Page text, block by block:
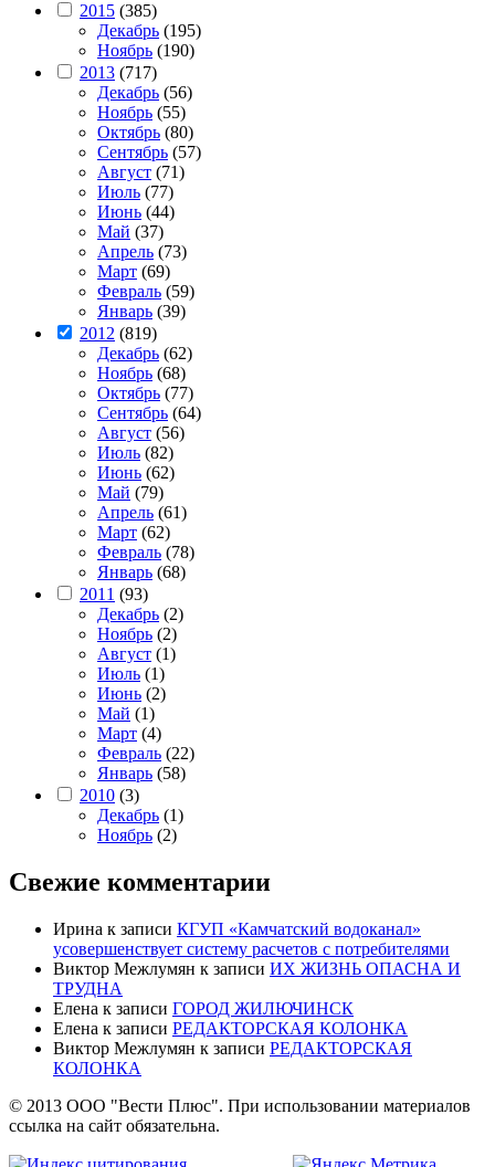
2015 (385)
Декабрь (195)
Ноябрь (190)
2013 (717)
Декабрь (56)
Ноябрь (55)
Октябрь (80)
Сентябрь (57)
Август (71)
Июль (77)
Июнь (44)
Май (37)
Апрель (73)
Март (69)
Февраль (59)
Январь (39)
2012 (819)
Декабрь (62)
Ноябрь (68)
Октябрь (77)
Сентябрь (64)
Август (56)
Июль (82)
Июнь (62)
Май (79)
Апрель (61)
Март (62)
Февраль (78)
Январь (68)
2011 (93)
Декабрь (2)
Ноябрь (2)
Август (1)
Июль (1)
Июнь (2)
Май (1)
Март (4)
Февраль (22)
Январь (58)
2010 (3)
Декабрь (1)
Ноябрь (2)
Свежие комментарии
Ирина к записи КГУП «Камчатский водоканал»
усовершенствует систему расчетов с потребителями
Виктор Межлумян к записи ИХ ЖИЗНЬ ОПАСНА И
ТРУДНА
Елена к записи ГОРОД ЖИЛЮЧИНСК
Елена к записи РЕДАКТОРСКАЯ КОЛОНКА
Виктор Межлумян к записи РЕДАКТОРСКАЯ
КОЛОНКА
© 2013 ООО "Вести Плюс". При использовании материалов
ссылка на сайт обязательна.